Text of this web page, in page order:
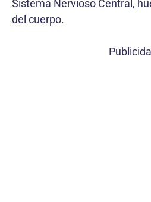
Sistema Nervioso Central,
del cuerpo.